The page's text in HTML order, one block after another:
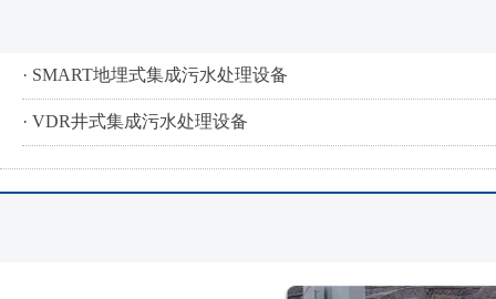
· SMART地埋式集成污水处理设备
· VDR井式集成污水处理设备